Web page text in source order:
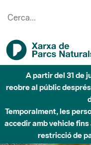
Fins al
Afectacions a la llera
obres de